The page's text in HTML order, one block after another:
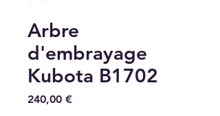
Arbre
d'embrayage
Kubota B1702
240,00 €Prix